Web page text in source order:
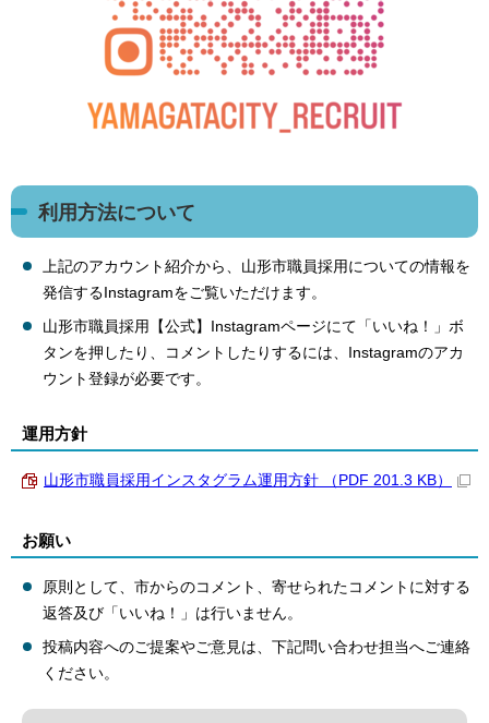
利用方法について
上記のアカウント紹介から、山形市職員採用についての情報を
発信するInstagramをご覧いただけます。
山形市職員採用【公式】Instagramページにて「いいね！」ボ
タンを押したり、コメントしたりするには、Instagramのアカ
ウント登録が必要です。
運用方針
山形市職員採用インスタグラム運用方針 （PDF 201.3 KB）
お願い
原則として、市からのコメント、寄せられたコメントに対する
返答及び「いいね！」は行いません。
投稿内容へのご提案やご意見は、下記問い合わせ担当へご連絡
ください。